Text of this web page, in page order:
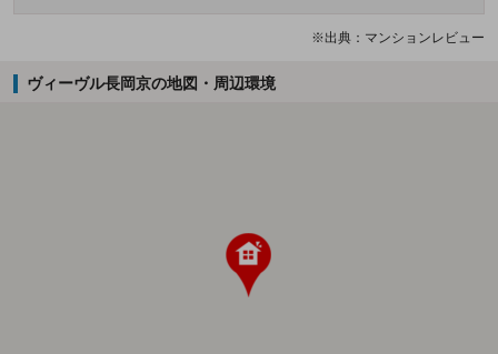
※出典：マンションレビュー
ヴィーヴル長岡京の地図・周辺環境